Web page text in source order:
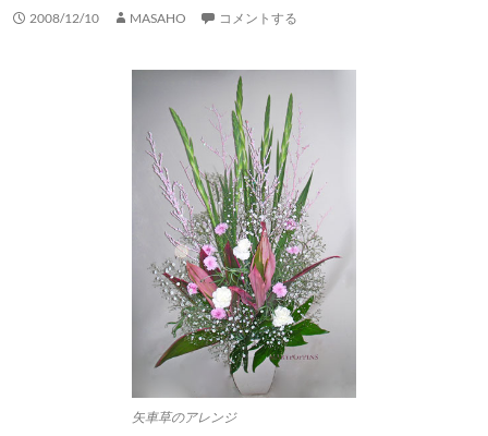
2008/12/10 MASAHO コメントする
矢車草のアレンジ